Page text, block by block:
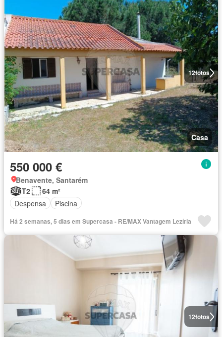
12fotos
Casa
550 000 €
Benavente, Santarém
T2
64 m²
Despensa
Piscina
Há 2 semanas, 5 dias em Supercasa - RE/MAX Vantagem Lezíria
12fotos